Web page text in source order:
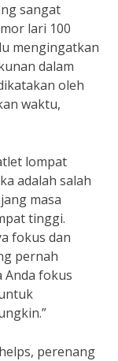
sangat
lari 100
mengingatkan
dalam
oleh
waktu,
lompat
adalah salah
masa
tinggi.
fokus dan
pernah
Anda fokus
perenang